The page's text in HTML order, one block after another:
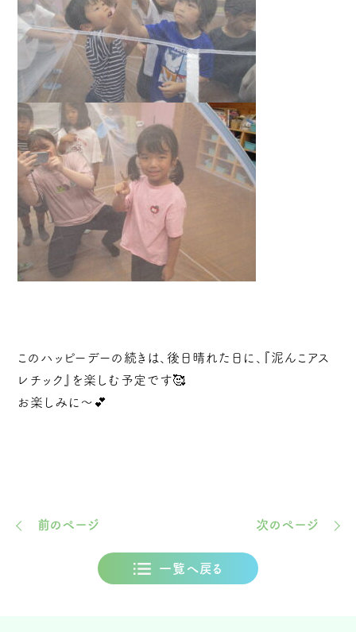
このハッピーデーの続きは、後日晴れた日に、『泥んこアス
レチック』を楽しむ予定です🥰
お楽しみに～💕
前のページ 次のページ
一覧へ戻る